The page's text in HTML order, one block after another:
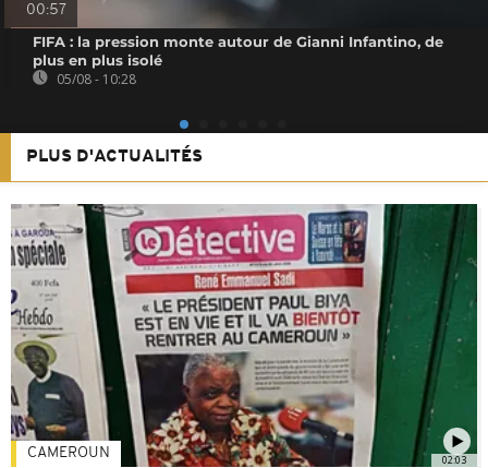
00:57
FIFA : la pression monte autour de Gianni Infantino, de
plus en plus isolé
05/08 - 10:28
PLUS D'ACTUALITÉS
02:03
CAMEROUN